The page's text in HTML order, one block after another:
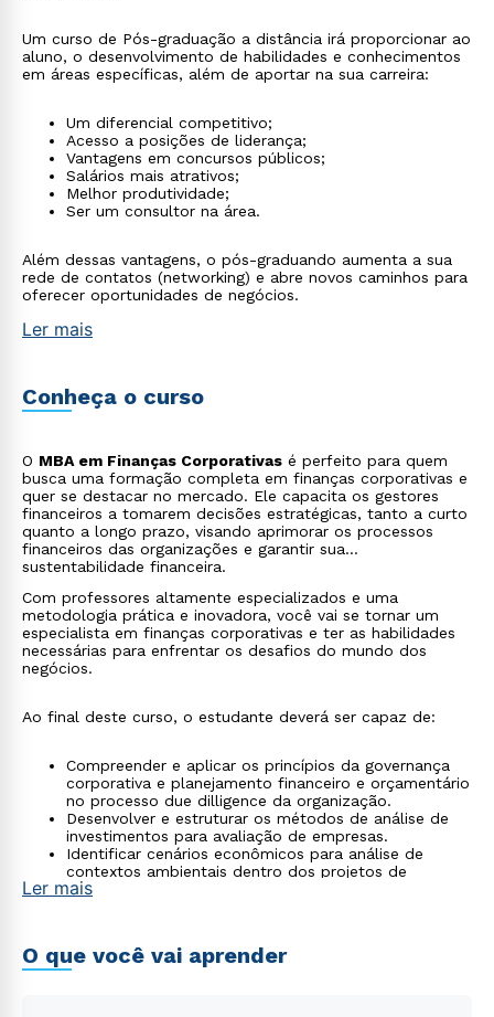
Um curso de Pós-graduação a distância irá proporcionar ao
aluno, o desenvolvimento de habilidades e conhecimentos
em áreas específicas, além de aportar na sua carreira:
Um diferencial competitivo;
Acesso a posições de liderança;
Vantagens em concursos públicos;
Salários mais atrativos;
Melhor produtividade;
Ser um consultor na área.
Além dessas vantagens, o pós-graduando aumenta a sua
rede de contatos (networking) e abre novos caminhos para
oferecer oportunidades de negócios.
Ler mais
Conheça o curso
O MBA em Finanças Corporativas é perfeito para quem
busca uma formação completa em finanças corporativas e
quer se destacar no mercado. Ele capacita os gestores
financeiros a tomarem decisões estratégicas, tanto a curto
quanto a longo prazo, visando aprimorar os processos
financeiros das organizações e garantir sua
sustentabilidade financeira.
Com professores altamente especializados e uma
metodologia prática e inovadora, você vai se tornar um
especialista em finanças corporativas e ter as habilidades
necessárias para enfrentar os desafios do mundo dos
negócios.
Ao final deste curso, o estudante deverá ser capaz de:
Compreender e aplicar os princípios da governança
corporativa e planejamento financeiro e orçamentário
no processo due dilligence da organização.
Desenvolver e estruturar os métodos de análise de
investimentos para avaliação de empresas.
Identificar cenários econômicos para análise de
contextos ambientais dentro dos projetos de
desenvolvimento de investimentos corporativos.
investimento empresarial.
Ler mais
O que você vai aprender